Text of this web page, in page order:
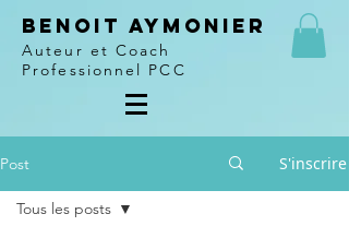
Benoit Aymonier
Auteur et Coach
Professionnel PCC
Post S'inscrire
Tous les posts